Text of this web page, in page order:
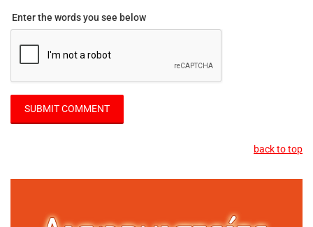
Enter the words you see below
back to top